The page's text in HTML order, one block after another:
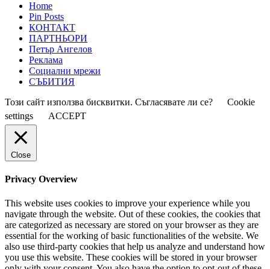
Home
Pin Posts
КОНТАКТ
ПАРТНЬОРИ
Петър Ангелов
Реклама
Социални мрежи
СЪБИТИЯ
Този сайт използва бисквитки. Съгласявате ли се?
Cookie
settings
ACCEPT
Close
Privacy Overview
This website uses cookies to improve your experience while you
navigate through the website. Out of these cookies, the cookies that
are categorized as necessary are stored on your browser as they are
essential for the working of basic functionalities of the website. We
also use third-party cookies that help us analyze and understand how
you use this website. These cookies will be stored in your browser